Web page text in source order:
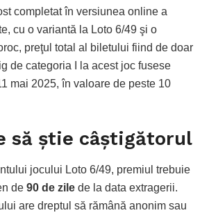
completat în versiunea online a
cu o variantă la Loto 6/49 şi o
preţul total al biletului fiind de doar
de categoria I la acest joc fusese
mai 2025, în valoare de peste 10
să ştie câştigătorul
jocului Loto 6/49, premiul trebuie
de 90 de zile de la data extragerii.
are dreptul să rămână anonim sau